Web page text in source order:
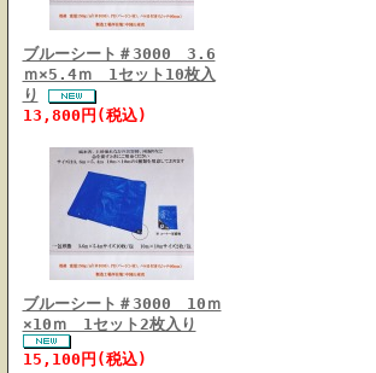
ブルーシート＃3000 3.6
ｍ×5.4ｍ 1セット10枚入
り
13,800円(税込)
ブルーシート＃3000 10ｍ
×10ｍ 1セット2枚入り
15,100円(税込)